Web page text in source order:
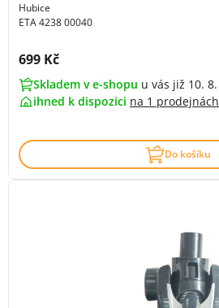
Hubice
ETA 4238 00040
Cena s DPH:
699 Kč
Skladem v e-shopu u vás již 10. 8.
ihned k dispozici na 1 prodejnách
Do košíku